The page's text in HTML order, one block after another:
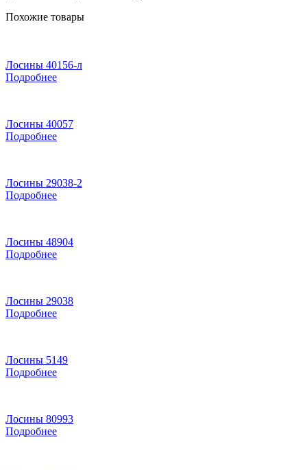
Похожие товары
Лосины 40156-л
Подробнее
Лосины 40057
Подробнее
Лосины 29038-2
Подробнее
Лосины 48904
Подробнее
Лосины 29038
Подробнее
Лосины 5149
Подробнее
Лосины 80993
Подробнее